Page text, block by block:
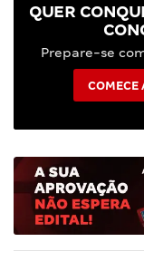
QUER
Prepare-se
COMECE